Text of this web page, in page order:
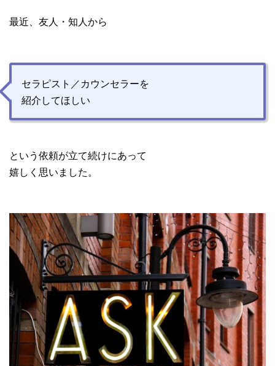
最近、友人・知人から
セラピスト／カウンセラーを
紹介してほしい
という依頼が立て続けにあって
嬉しく思いました。